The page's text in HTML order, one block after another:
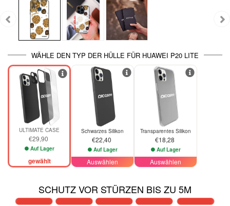
WÄHLE DEN TYP DER HÜLLE FÜR HUAWEI P20 LITE
ULTIMATE CASE
€29,90
Auf Lager
gewählt
Schwarzes Silikon
€22,40
Auf Lager
Auswählen
Transparentes Silikon
€18,28
Auf Lager
Auswählen
SCHUTZ VOR STÜRZEN BIS ZU 5M